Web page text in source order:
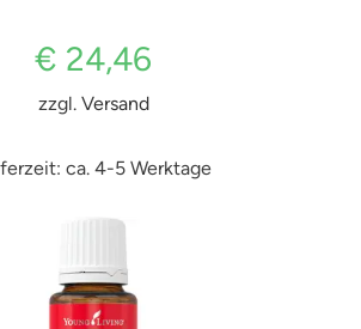
€ 24,46
zzgl. Versand
ca. 4-5 Werktage